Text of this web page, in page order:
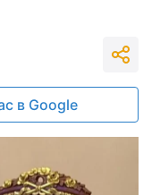
в Google